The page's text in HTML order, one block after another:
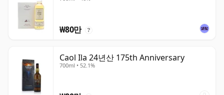
₩80만 ?
Caol Ila 24년산 175th Anniversary
700ml • 52.1%